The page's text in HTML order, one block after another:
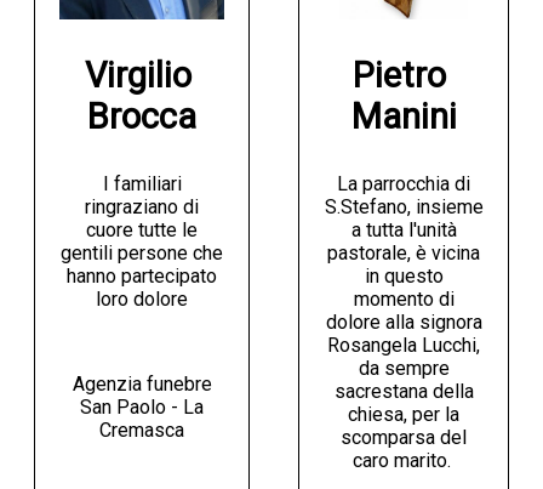
Virgilio
Brocca
I familiari
ringraziano di
cuore tutte le
gentili persone che
hanno partecipato
loro dolore
Agenzia funebre
San Paolo - La
Cremasca
Pietro
Manini
La parrocchia di
S.Stefano, insieme
a tutta l'unità
pastorale, è vicina
in questo
momento di
dolore alla signora
Rosangela Lucchi,
da sempre
sacrestana della
chiesa, per la
scomparsa del
caro marito.